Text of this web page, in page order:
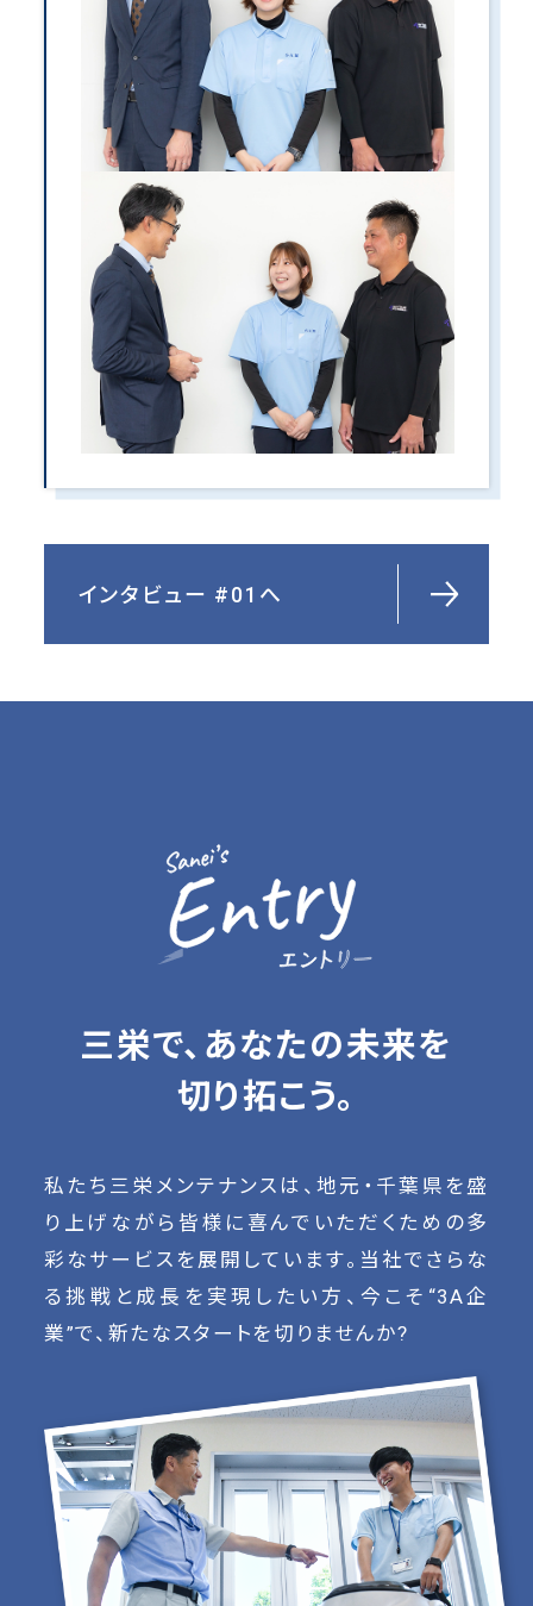
インタビュー #01へ
三栄で、あなたの未来を
切り拓こう。
私たち三栄メンテナンスは、地元・千葉県を盛
り上げながら皆様に喜んでいただくための多
彩なサービスを展開しています。当社でさらな
る挑戦と成長を実現したい方、今こそ“3A企
業”で、新たなスタートを切りませんか?